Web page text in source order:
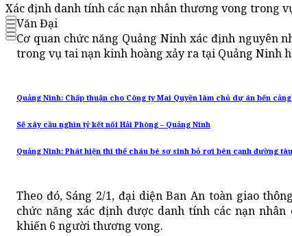
Xác định danh tính các nạn nhân thương vong trong
Văn Đại
Cơ quan chức năng Quảng Ninh xác định nguyên
trong vụ tai nạn kinh hoàng xảy ra tại Quảng Ninh
Quảng Ninh: Chấp thuận cho Công ty Mai Quyền làm chủ dự án bến
Sẽ xây cầu nghìn tỷ kết nối Hải Phòng – Quảng Ninh
Quảng Ninh: Phát hiện thi thể cháu bé sơ sinh bỏ rơi bên cạnh đường tàu
Theo đó, Sáng 2/1, đại diện Ban An toàn giao
chức năng xác định được danh tính các nạn
khiến 6 người thương vong.